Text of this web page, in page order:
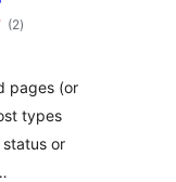
(2Bewertungen
insgesamt
)
pages (or
types
or